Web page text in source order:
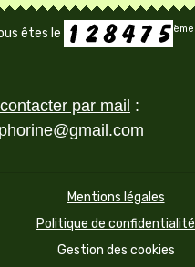
êtes le ème
par mail :
Mentions légales
Politique de confidentialité
Gestion des cookies